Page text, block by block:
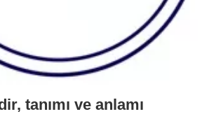
tanımı ve anlamı